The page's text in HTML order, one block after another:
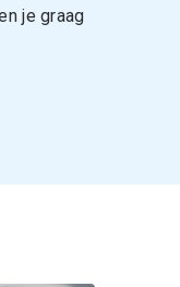
je graag